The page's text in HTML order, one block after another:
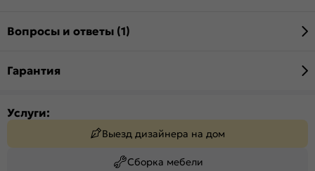
Вопросы и ответы (1)
Гарантия
Услуги:
Выезд дизайнера на дом
Сборка мебели